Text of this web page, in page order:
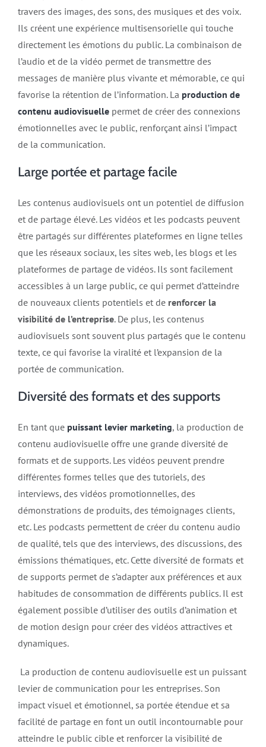
travers des images, des sons, des musiques et des voix.
Ils créent une expérience multisensorielle qui touche
directement les émotions du public. La combinaison de
l’audio et de la vidéo permet de transmettre des
messages de manière plus vivante et mémorable, ce qui
favorise la rétention de l’information. La production de
contenu audiovisuelle permet de créer des connexions
émotionnelles avec le public, renforçant ainsi l’impact
de la communication.
Large portée et partage facile
Les contenus audiovisuels ont un potentiel de diffusion
et de partage élevé. Les vidéos et les podcasts peuvent
être partagés sur différentes plateformes en ligne telles
que les réseaux sociaux, les sites web, les blogs et les
plateformes de partage de vidéos. Ils sont facilement
accessibles à un large public, ce qui permet d’atteindre
de nouveaux clients potentiels et de renforcer la
visibilité de l’entreprise. De plus, les contenus
audiovisuels sont souvent plus partagés que le contenu
texte, ce qui favorise la viralité et l’expansion de la
portée de communication.
Diversité des formats et des supports
En tant que puissant levier marketing, la production de
contenu audiovisuelle offre une grande diversité de
formats et de supports. Les vidéos peuvent prendre
différentes formes telles que des tutoriels, des
interviews, des vidéos promotionnelles, des
démonstrations de produits, des témoignages clients,
etc. Les podcasts permettent de créer du contenu audio
de qualité, tels que des interviews, des discussions, des
émissions thématiques, etc. Cette diversité de formats et
de supports permet de s’adapter aux préférences et aux
habitudes de consommation de différents publics. Il est
également possible d’utiliser des outils d’animation et
de motion design pour créer des vidéos attractives et
dynamiques.
La production de contenu audiovisuelle est un puissant
levier de communication pour les entreprises. Son
impact visuel et émotionnel, sa portée étendue et sa
facilité de partage en font un outil incontournable pour
atteindre le public cible et renforcer la visibilité de